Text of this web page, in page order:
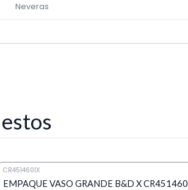
Neveras
CR451460|X
EMPAQUE VASO GRANDE B&D X CR451460